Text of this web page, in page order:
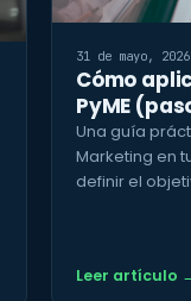
31 de mayo, 2026
Cómo
PyME
Una guía
Marketing en
definir el
Leer artículo